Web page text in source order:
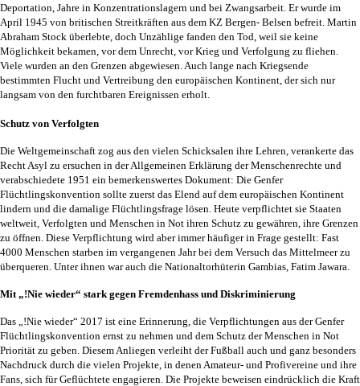
Deportation, Jahre in Konzentrationslagern und bei Zwangsarbeit. Er wurde im
April 1945 von britischen Streitkräften aus dem KZ Bergen- Belsen befreit. Martin
Abraham Stock überlebte, doch Unzählige fanden den Tod, weil sie keine
Möglichkeit bekamen, vor dem Unrecht, vor Krieg und Verfolgung zu fliehen.
Viele wurden an den Grenzen abgewiesen. Auch lange nach Kriegsende
bestimmten Flucht und Vertreibung den europäischen Kontinent, der sich nur
langsam von den furchtbaren Ereignissen erholt.
Schutz von Verfolgten
Die Weltgemeinschaft zog aus den vielen Schicksalen ihre Lehren, verankerte das
Recht Asyl zu ersuchen in der Allgemeinen Erklärung der Menschenrechte und
verabschiedete 1951 ein bemerkenswertes Dokument: Die Genfer
Flüchtlingskonvention sollte zuerst das Elend auf dem europäischen Kontinent
lindern und die damalige Flüchtlingsfrage lösen. Heute verpflichtet sie Staaten
weltweit, Verfolgten und Menschen in Not ihren Schutz zu gewähren, ihre Grenzen
zu öffnen. Diese Verpflichtung wird aber immer häufiger in Frage gestellt: Fast
4000 Menschen starben im vergangenen Jahr bei dem Versuch das Mittelmeer zu
überqueren. Unter ihnen war auch die Nationaltorhüterin Gambias, Fatim Jawara.
Mit „!Nie wieder“ stark gegen Fremdenhass und Diskriminierung
Das „!Nie wieder“ 2017 ist eine Erinnerung, die Verpflichtungen aus der Genfer
Flüchtlingskonvention ernst zu nehmen und dem Schutz der Menschen in Not
Priorität zu geben. Diesem Anliegen verleiht der Fußball auch und ganz besonders
Nachdruck durch die vielen Projekte, in denen Amateur- und Profivereine und ihre
Fans, sich für Geflüchtete engagieren. Die Projekte beweisen eindrücklich die Kraft